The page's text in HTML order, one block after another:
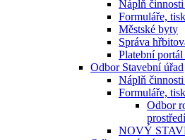
Náplň
Formuláře,
Městské byty
Správa
Platební
Odbor Stavební úřad
Náplň
Formuláře,
Odbor
prostředí
NOVÝ